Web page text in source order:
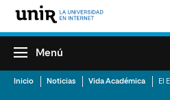
Menú
Inicio Noticias Vida Académica